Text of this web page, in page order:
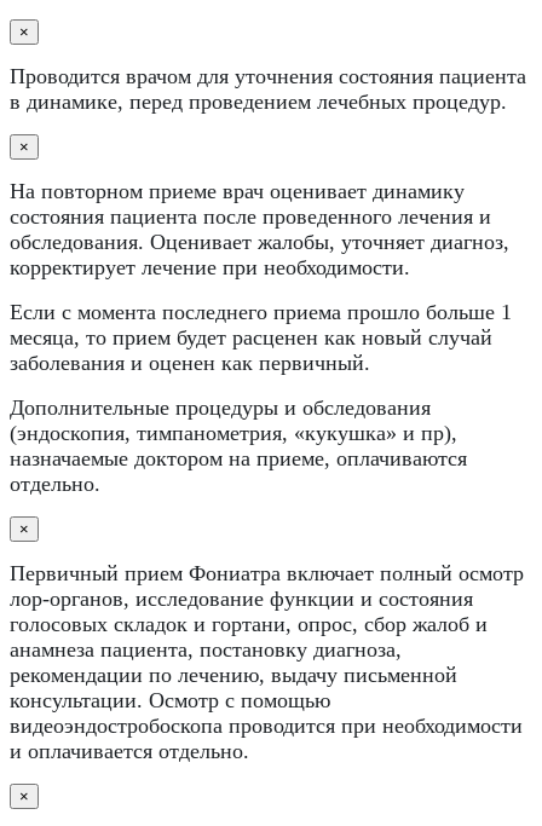
×
Проводится врачом для уточнения состояния пациента
в динамике, перед проведением лечебных процедур.
×
На повторном приеме врач оценивает динамику
состояния пациента после проведенного лечения и
обследования. Оценивает жалобы, уточняет диагноз,
корректирует лечение при необходимости.
Если с момента последнего приема прошло больше 1
месяца, то прием будет расценен как новый случай
заболевания и оценен как первичный.
Дополнительные процедуры и обследования
(эндоскопия, тимпанометрия, «кукушка» и пр),
назначаемые доктором на приеме, оплачиваются
отдельно.
×
Первичный прием Фониатра включает полный осмотр
лор-органов, исследование функции и состояния
голосовых складок и гортани, опрос, сбор жалоб и
анамнеза пациента, постановку диагноза,
рекомендации по лечению, выдачу письменной
консультации. Осмотр с помощью
видеоэндостробоскопа проводится при необходимости
и оплачивается отдельно.
×